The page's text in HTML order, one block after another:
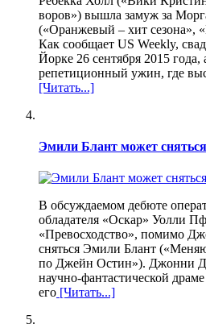
воров») вышла замуж за
(«Оранжевый – хит сезона»,
Как сообщает US Weekly,
Йорке 26 сентября 2015
репетиционный ужин, где
[Читать...]
Эмили Блант может сняться
В обсуждаемом дебюте
обладателя «Оскар» Уолли
«Превосходство», помимо
сняться Эмили Блант
по Джейн Остин»). Джонни
научно-фантастической
его [Читать...]